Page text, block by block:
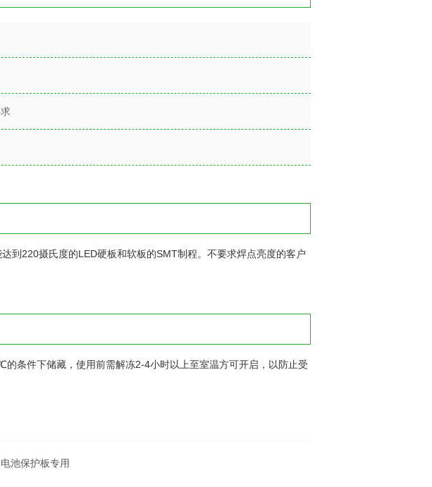
到220摄氏度的LED硬板和软板的SMT制程。不要求焊点亮度的客户
条件下储藏，使用前需解冻2-4小时以上至室温方可开启，以防止受
池保护板专用